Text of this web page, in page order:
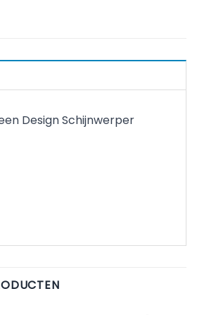
Design Schijnwerper